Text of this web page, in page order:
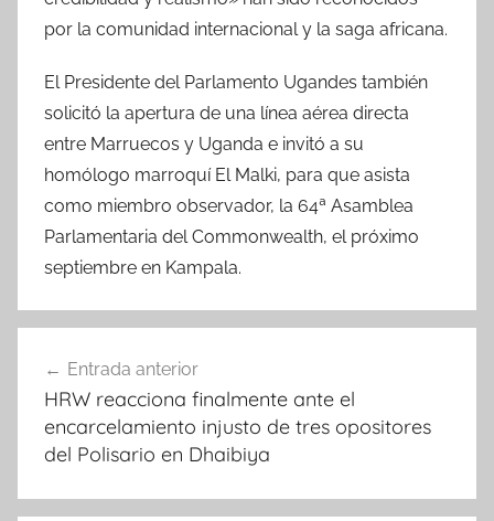
por la comunidad internacional y la saga africana.
El Presidente del Parlamento Ugandes también
solicitó la apertura de una línea aérea directa
entre Marruecos y Uganda e invitó a su
homólogo marroquí El Malki, para que asista
como miembro observador, la 64ª Asamblea
Parlamentaria del Commonwealth, el próximo
septiembre en Kampala.
de
entradas
Entrada anterior
HRW reacciona finalmente ante el
encarcelamiento injusto de tres opositores
del Polisario en Dhaibiya